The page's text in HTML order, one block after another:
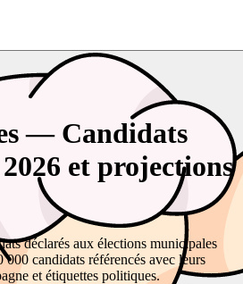
— Candidats
et projections
déclarés aux élections municipales
000 candidats référencés avec leurs
et étiquettes politiques.